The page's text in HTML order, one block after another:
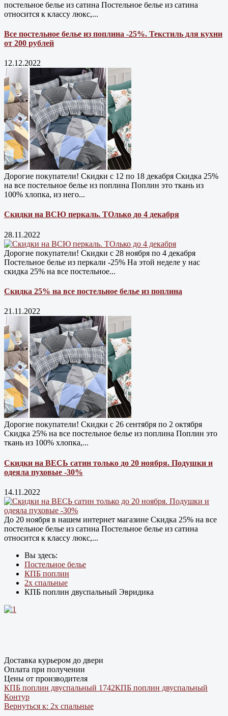
постельное белье из сатина Постельное белье из сатина
относится к классу люкс,...
Все постельное белье из поплина -25%. Текстиль для кухни
от 200 рублей
12.12.2022
Дорогие покупатели! Скидки с 12 по 18 декабря Скидка 25%
на все постельное белье из поплина Поплин это ткань из
100% хлопка, из него...
Скидки на ВСЮ перкаль. ТОлько до 4 декабря
28.11.2022
Дорогие покупатели! Скидки с 28 ноября по 4 декабря
Постельное белье из перкали -25% На этой неделе у нас
скидка 25% на все постельное...
Скидка 25% на все постельное белье из поплина
21.11.2022
Дорогие покупатели! Скидки с 26 сентября по 2 октября
Скидка 25% на все постельное белье из поплина Поплин это
ткань из 100% хлопка,...
Скидки на ВЕСЬ сатин только до 20 ноября. Подушки и
одеяла пуховые -30%
14.11.2022
До 20 ноября в нашем интернет магазине Cкидка 25% на все
постельное белье из сатина Постельное белье из сатина
относится к классу люкс,...
Вы здесь:
Постельное белье
КПБ поплин
2х спальные
КПБ поплин двуспальный Эвридика
Доставка курьером до двери
Оплата при получении
Цены от производителя
КПБ поплин двуспальный 1742КПБ поплин двуспальный
Контур
Вернуться к: 2х спальные